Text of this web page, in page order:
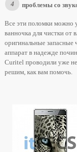
проблемы со
Все эти поломки можно
ванночка для чистки от
оригинальные запасные
аппарат в надежде
Curitel проводили уже
решим, как вам помочь.